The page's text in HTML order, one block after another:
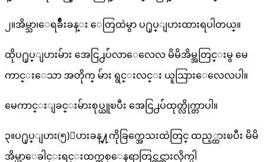
၂။အိမ္သာ၊ေရခ်ိဳးခန္း ေတြထဲမွာ ပ႐ုပ္ျပားထားရပါတယ္။
ထိုပ႐ုပ္ျပားမ်ား အေငြ႕ပ်ံလာေလေလ မိမိအိမ္အတြင္းမွ မေ
ကာင္းေသာ အတိုက္ မ်ား ရွင္းလင္း ယူသြားေလေလပါ။
မေကာင္းျခင္းမ်ားစုပ္ယူၿပီး အေငြ႕ပ်ံထုတ္လိုက္တာပါ။
၃။ပ႐ုပ္ျပား(၅)ျပားခန္႔ကိုခြက္အေသးထဲတြင္ ထည့္ထားၿပီး မိမိ
အိမ္ယာေခါင္းရင္းထက္တစ္ေနရာတြင္တင္ထားလိုက္ပါ